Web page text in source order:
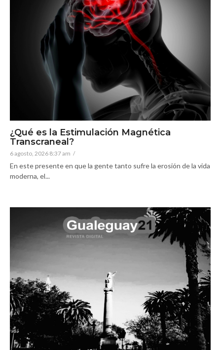
¿Qué es la Estimulación Magnética
Transcraneal?
6 agosto, 2026 8:37 am /
En este presente en que la gente tanto sufre la erosión de la vida
moderna, el...